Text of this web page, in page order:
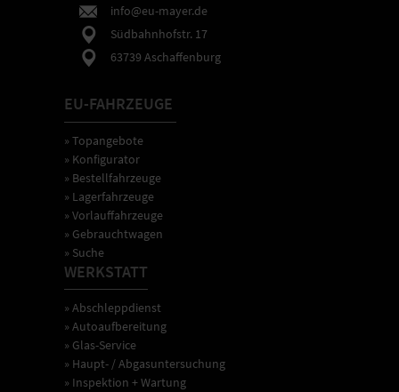
info@eu-mayer.de
Südbahnhofstr. 17
63739 Aschaffenburg
EU-FAHRZEUGE
» Topangebote
» Konfigurator
» Bestellfahrzeuge
» Lagerfahrzeuge
» Vorlauffahrzeuge
» Gebrauchtwagen
» Suche
WERKSTATT
» Abschleppdienst
» Autoaufbereitung
» Glas-Service
» Haupt- / Abgasuntersuchung
» Inspektion + Wartung